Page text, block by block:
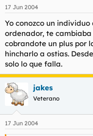
17 Jun 2004
Yo conozco un
ordenador, te
cobrandote un plus por
hincharlo a ostias.
solo lo que falla.
jakes
Veterano
17 Jun 2004